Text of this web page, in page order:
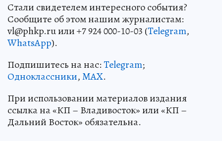
Стали свидетелем интересного события?
Сообщите об этом нашим журналистам:
vl@phkp.ru или +7 924 000-10-03 (Telegram,
WhatsApp).
Подпишитесь на нас:Telegram;
Одноклассники,MAX.
При использовании материалов издания
ссылка на «КП – Владивосток» или «КП –
Дальний Восток» обязательна.